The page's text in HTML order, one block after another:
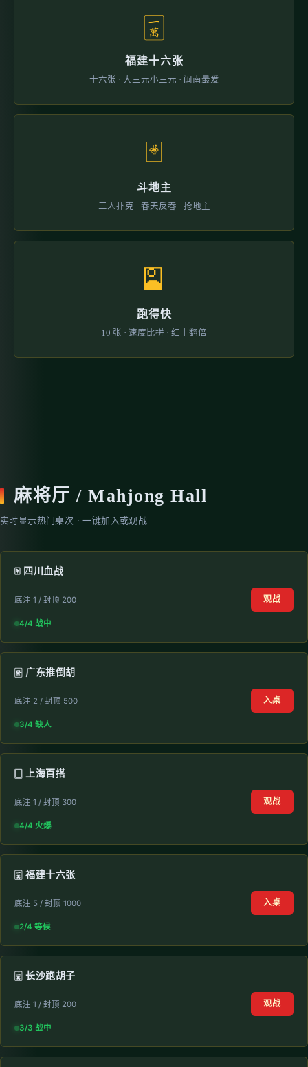
🀇
福建十六张
十六张 · 大三元小三元 · 闽南最爱
🃏
斗地主
三人扑克 · 春天反春 · 抢地主
🎴
跑得快
10 张 · 速度比拼 · 红十翻倍
麻将厅 / Mahjong Hall
实时显示热门桌次 · 一键加入或观战
🀄 四川血战
底注 1 / 封顶 200
4/4 战中
观战
🀅 广东推倒胡
底注 2 / 封顶 500
3/4 缺人
入桌
🀆 上海百搭
底注 1 / 封顶 300
4/4 火爆
观战
🀇 福建十六张
底注 5 / 封顶 1000
2/4 等候
入桌
🀈 长沙跑胡子
底注 1 / 封顶 200
3/3 战中
观战